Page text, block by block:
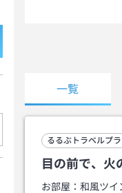
一覧
るるぶトラベルプ
目の前で、火
お部屋： 和風ツイ